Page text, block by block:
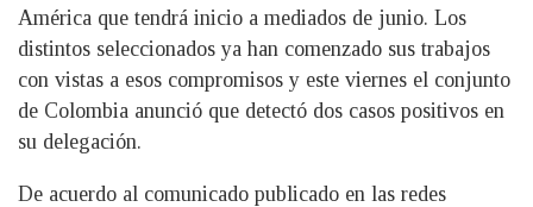
América que tendrá inicio a mediados de junio. Los
distintos seleccionados ya han comenzado sus trabajos
con vistas a esos compromisos y este viernes el conjunto
de Colombia anunció que detectó dos casos positivos en
su delegación.
De acuerdo al comunicado publicado en las redes